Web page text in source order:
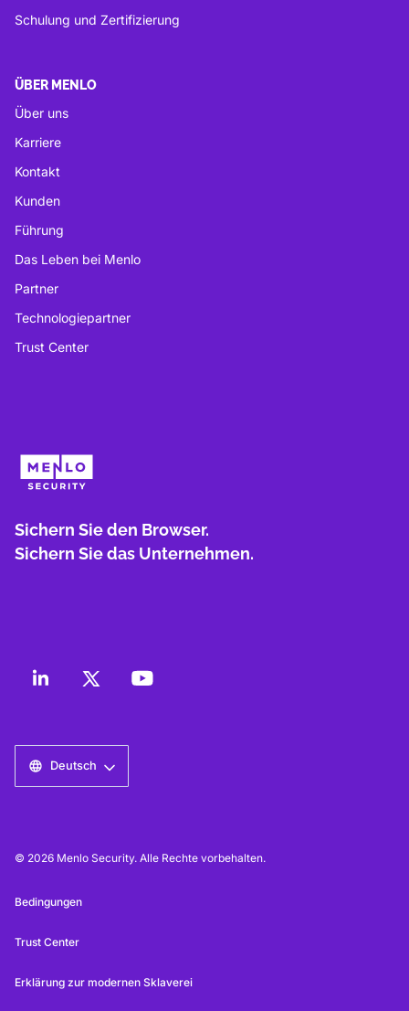
Schulung und Zertifizierung
ÜBER MENLO
Über uns
Karriere
Kontakt
Kunden
Führung
Das Leben bei Menlo
Partner
Technologiepartner
Trust Center
Sichern Sie den Browser.
Sichern Sie das Unternehmen.
Deutsch
© 2026 Menlo Security. Alle Rechte vorbehalten.
Bedingungen
Trust Center
Erklärung zur modernen Sklaverei